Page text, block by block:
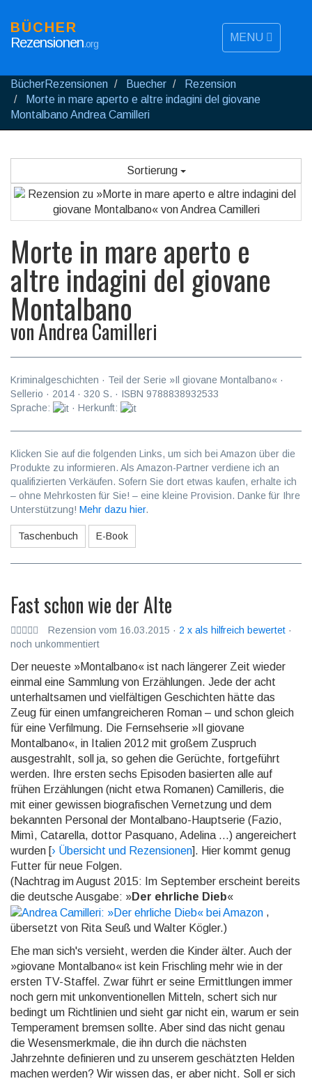
MENU
BÜCHER
Rezensionen.org
BücherRezensionen Buecher
Rezension
Morte in mare aperto e altre indagini del giovane
Montalbano Andrea Camilleri
Sortierung
Morte in mare aperto e
altre indagini del giovane
Montalbano
vonAndrea Camilleri
Kriminalgeschichten · Teil der Serie »Il giovane Montalbano« ·
Sellerio · 2014 · 320 S. · ISBN 9788838932533
Sprache:
· Herkunft:
Klicken Sie auf die folgenden Links, um sich bei Amazon über die
Produkte zu informieren. Als Amazon-Partner verdiene ich an
qualifizierten Verkäufen. Sofern Sie dort etwas kaufen, erhalte ich
– ohne Mehrkosten für Sie! – eine kleine Provision. Danke für Ihre
Unterstützung! Mehr dazu hier.
Taschenbuch E-Book
Fast schon wie der Alte
Rezension vom 16.03.2015 · 2 x als hilfreich bewertet ·
noch unkommentiert
Der neueste »Montalbano« ist nach längerer Zeit wieder
einmal eine Samm­lung von Erzählungen. Jede der acht
unterhaltsamen und viel­fäl­ti­gen Ge­schich­ten hätte das
Zeug für einen umfangreicheren Ro­man – und schon gleich
für eine Verfilmung. Die Fernsehserie »Il giovane
Montalbano«, in Italien 2012 mit großem Zu­spruch
ausgestrahlt, soll ja, so gehen die Gerüchte, fortgeführt
werden. Ihre ersten sechs Episoden ba­sier­ten alle auf
frühen Erzählungen (nicht etwa Romanen) Camilleris, die
mit einer gewissen bio­gra­fi­schen Ver­net­zung und dem
bekannten Personal der Montalbano-Hauptserie (Fazio,
Mimì, Cata­rella, dottor Pas­qua­no, Adelina ...) angereichert
wurden [› Übersicht und Rezensionen]. Hier kommt genug
Futter für neue Folgen.
(Nachtrag im August 2015: Im September erscheint bereits
die deutsche Ausgabe: »Der ehrliche Dieb«
,
übersetzt von Rita Seuß und Walter Kögler.)
Ehe man sich's versieht, werden die Kinder älter. Auch der
»giovane Montalbano« ist kein Frischling mehr wie in der
ersten TV-Staffel. Zwar führt er seine Ermittlungen immer
noch gern mit unkonventionellen Mit­teln, schert sich nur
bedingt um Richtlinien und sieht gar nicht ein, warum er sein
Temperament brem­sen sollte. Aber sind das nicht genau
die Wesensmerkmale, die ihn durch die nächsten
Jahrzehnte definie­ren und zu unserem geschätzten Helden
machen werden? Wir wissen das, er aber nicht. Soll er sich